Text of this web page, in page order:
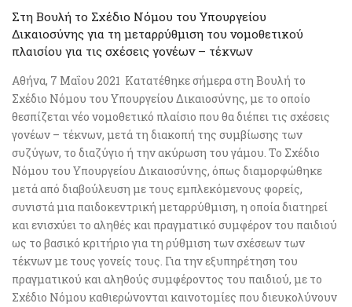
Στη Βουλή το Σχέδιο Νόμου του Υπουργείου
Δικαιοσύνης για τη μεταρρύθμιση του νομοθετικού
πλαισίου για τις σχέσεις γονέων – τέκνων
Αθήνα, 7 Μαΐου 2021 Κατατέθηκε σήμερα στη Βουλή το
Σχέδιο Νόμου του Υπουργείου Δικαιοσύνης, με το οποίο
θεσπίζεται νέο νομοθετικό πλαίσιο που θα διέπει τις σχέσεις
γονέων – τέκνων, μετά τη διακοπή της συμβίωσης των
συζύγων, το διαζύγιο ή την ακύρωση του γάμου. Το Σχέδιο
Νόμου του Υπουργείου Δικαιοσύνης, όπως διαμορφώθηκε
μετά από διαβούλευση με τους εμπλεκόμενους φορείς,
συνιστά μια παιδοκεντρική μεταρρύθμιση, η οποία διατηρεί
και ενισχύει το αληθές και πραγματικό συμφέρον του παιδιού
ως το βασικό κριτήριο για τη ρύθμιση των σχέσεων των
τέκνων με τους γονείς τους. Για την εξυπηρέτηση του
πραγματικού και αληθούς συμφέροντος του παιδιού, με το
Σχέδιο Νόμου καθιερώνονται καινοτομίες που διευκολύνουν